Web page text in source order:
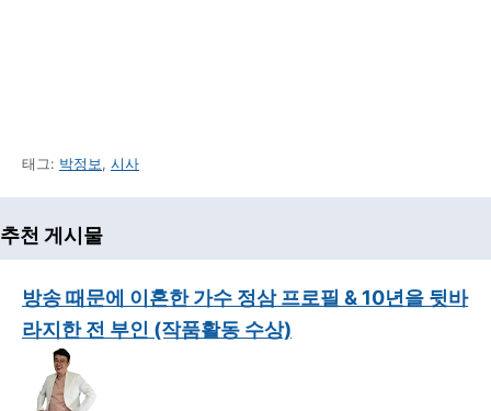
태그: 박정보, 시사
추천 게시물
방송 때문에 이혼한 가수 정삼 프로필 & 10년을 뒷바
라지한 전 부인 (작품활동 수상)